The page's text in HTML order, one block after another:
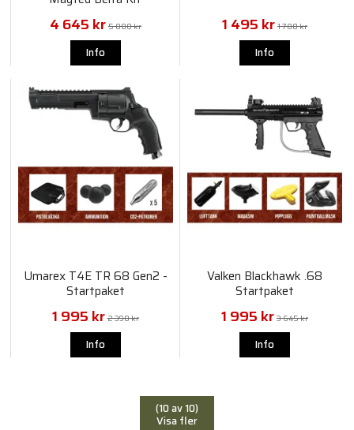
4 645 kr 5 800 kr
Info
1 495 kr 1 780 kr
Info
Umarex T4E TR 68 Gen2 -
Startpaket
1 995 kr 2 390 kr
Info
Valken Blackhawk .68
Startpaket
1 995 kr 3 645 kr
Info
(10 av 10)
Visa fler